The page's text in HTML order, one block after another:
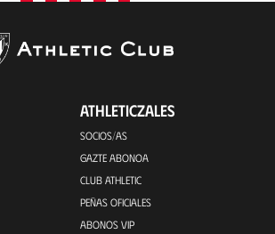
ATHLETICZALES
SOCIOS/AS
GAZTE ABONOA
CLUB ATHLETIC
PEÑAS OFICIALES
ABONOS VIP